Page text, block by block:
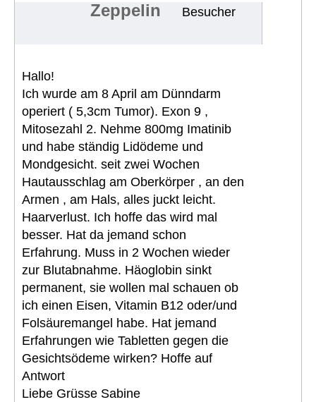
Zeppelin Besucher
Hallo!
Ich wurde am 8 April am Dünndarm
operiert ( 5,3cm Tumor). Exon 9 ,
Mitosezahl 2. Nehme 800mg Imatinib
und habe ständig Lidödeme und
Mondgesicht. seit zwei Wochen
Hautausschlag am Oberkörper , an den
Armen , am Hals, alles juckt leicht.
Haarverlust. Ich hoffe das wird mal
besser. Hat da jemand schon
Erfahrung. Muss in 2 Wochen wieder
zur Blutabnahme. Häoglobin sinkt
permanent, sie wollen mal schauen ob
ich einen Eisen, Vitamin B12 oder/und
Folsäuremangel habe. Hat jemand
Erfahrungen wie Tabletten gegen die
Gesichtsödeme wirken? Hoffe auf
Antwort
Liebe Grüsse Sabine